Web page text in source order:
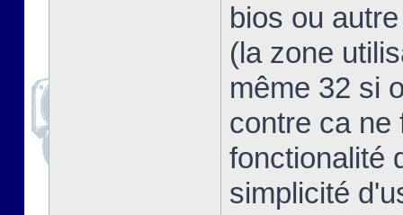
bios ou
(la zone
même 32 si
contre ca ne
fonctionalité
simplicité